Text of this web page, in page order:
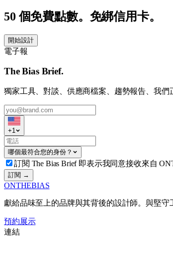
50 個免費點數。免綁信用卡。
開始設計
電子報
The Bias Brief.
獨家工具、對談、供應商檔案、趨勢報告、我們
+1
哪個最符合您的身份？
訂閱 The Bias Brief 即表示我同意接收來自
訂閱 →
ONTHEBIAS
獻給品味至上的品牌與其背後的設計師。與堅守
預約展示
連結